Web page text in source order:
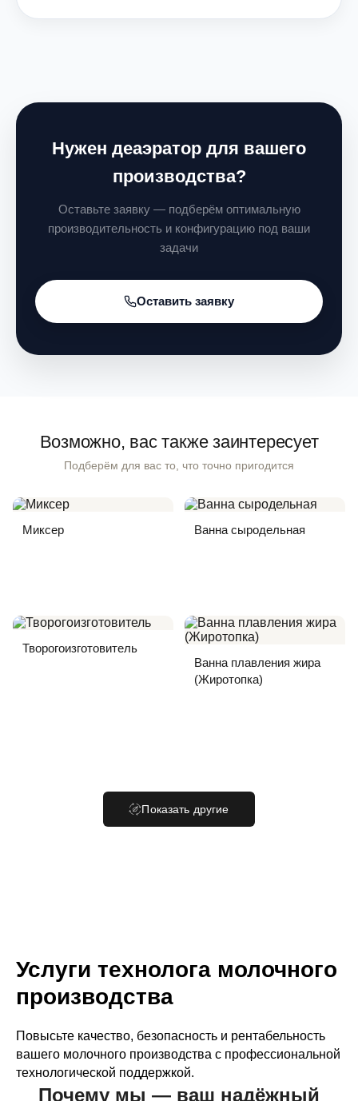
Нужен деаэратор для вашего
производства?
Оставьте заявку — подберём оптимальную
производительность и конфигурацию под ваши
задачи
Оставить заявку
Возможно, вас также заинтересует
Подберём для вас то, что точно пригодится
Миксер Ванна сыродельная
Творогоизготовитель
Ванна плавления жира
(Жиротопка)
Показать другие
Услуги технолога молочного
производства
Повысьте качество, безопасность и рентабельность
вашего молочного производства с профессиональной
технологической поддержкой.
Почему мы — ваш надёжный